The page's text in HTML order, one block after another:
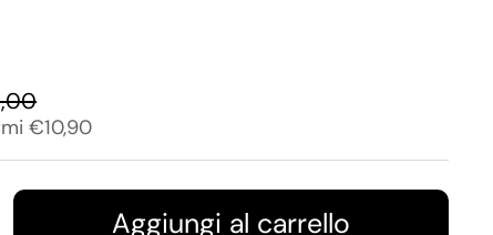
€10,90
Aggiungi al carrello